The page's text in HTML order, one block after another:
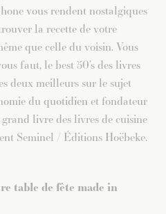
vous rendent nostalgiques
la recette de votre
que celle du voisin. Vous
faut, le best 50’s des livres
deux meilleurs sur le sujet
du quotidien et fondateur
livre des livres de cuisine
Seminel / Éditions Hoëbeke.
table de fête made in